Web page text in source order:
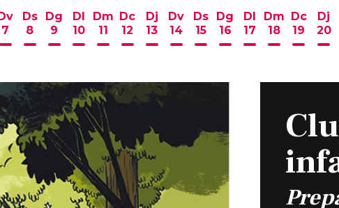
5 d'agost
6 d'agost
Dv
7
Divendres 7 d'agost
Ds
8
Dissabte 8 d'agost
Dg
9
Diumenge 9 d'agost
Dl
10
Dilluns 10 d'agost
Dm
11
Dimarts 11 d'agost
Dc
12
Dimecres 12 d'agost
Dj
13
Dijous 13 d'agost
Dv
14
Divendres 14 d'agost
Ds
15
Dissabte 15 d'agost
Dg
16
Diumenge 16
Dl
17
Dilluns 17
Dm
18
Dimarts 18
Dc
19
Dj
20